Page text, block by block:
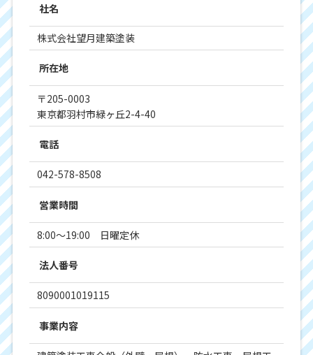
社名
株式会社望月建築塗装
所在地
〒205-0003
東京都羽村市緑ヶ丘2-4-40
電話
042-578-8508
営業時間
8:00～19:00 日曜定休
法人番号
8090001019115
事業内容